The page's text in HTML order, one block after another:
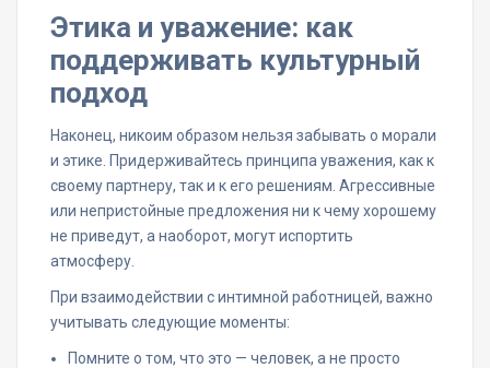
Этика и уважение: как
поддерживать культурный
подход
Наконец, никоим образом нельзя забывать о морали
и этике. Придерживайтесь принципа уважения, как к
своему партнеру, так и к его решениям. Агрессивные
или непристойные предложения ни к чему хорошему
не приведут, а наоборот, могут испортить
атмосферу.
При взаимодействии с интимной работницей, важно
учитывать следующие моменты:
Помните о том, что это — человек, а не просто